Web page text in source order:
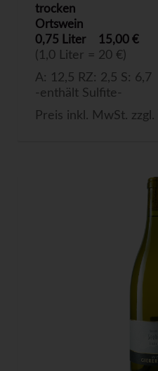
trocken
Ortswein
0,75 Liter
15,00 €
(1,0 Liter = 20 €)
A: 12,5 RZ: 2,5 S: 6,7
-enthält Sulfite-
Preis inkl. MwSt. zzgl.